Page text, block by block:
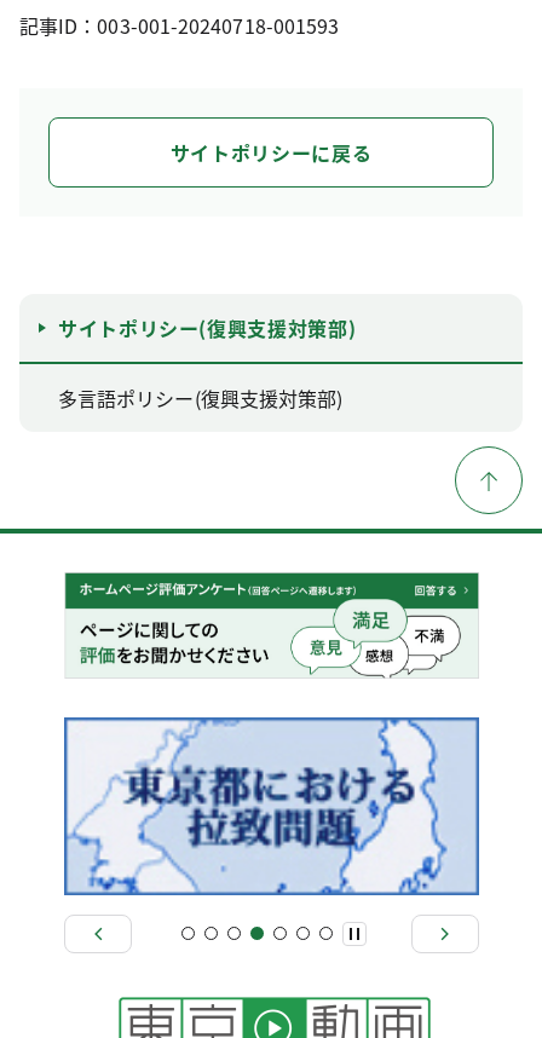
記事ID：003-001-20240718-001593
サイトポリシーに戻る
サイトポリシー(復興支援対策部)
多言語ポリシー(復興支援対策部)